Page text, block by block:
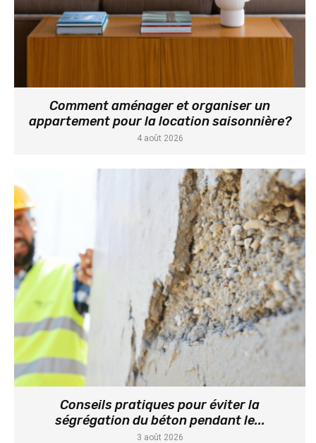
Comment aménager et organiser un
appartement pour la location saisonnière?
4 août 2026
Conseils pratiques pour éviter la
ségrégation du béton pendant le...
3 août 2026